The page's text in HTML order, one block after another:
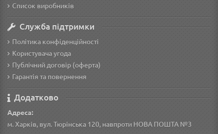
Список виробників
Служба підтримки
Політика конфіденційності
Користувача угода
Публічний договір (оферта)
Гарантія та повернення
Додатково
Адреса:
м. Харків, вул. Тюрінська 120, навпроти НОВА ПОШТА №3